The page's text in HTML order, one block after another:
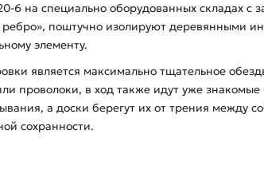
6 на специально оборудованных складах
поштучно изолируют деревянными
элементу.
является максимально тщательное
проволоки, в ход также идут уже
а доски берегут их от трения между
сохранности.